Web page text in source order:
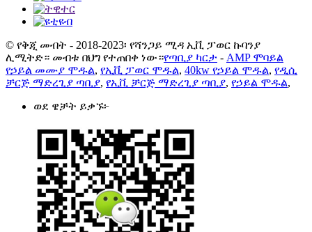
© የቅጂ መብት - 2018-2023፡ የሻንጋይ ሚዳ ኢቪ ፓወር ኩባንያ
ሊሚትድ። መብቱ በህግ የተጠበቀ ነው።የጣቢያ ካርታ - AMP ሞባይል
የኃይል መሙያ ሞዱል, የኢቪ ፓወር ሞዱል, 40kw የኃይል ሞዱል, የዲሲ
ቻርጅ ማድረጊያ ጣቢያ, የኢቪ ቻርጅ ማድረጊያ ጣቢያ, የኃይል ሞዱል,
ወደ ዌቻት ይቃኙ፦